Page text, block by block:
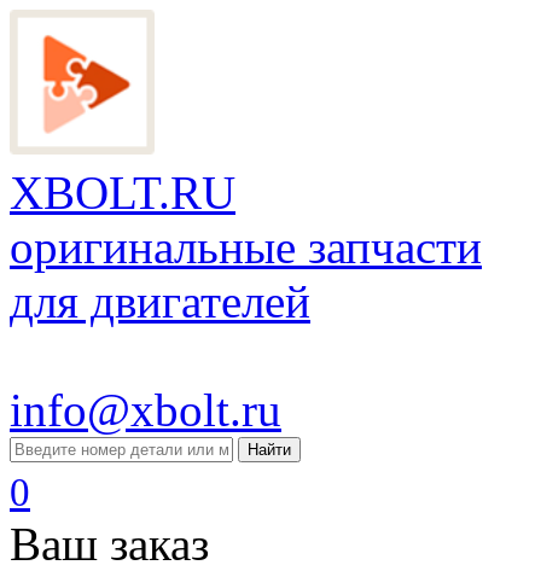
XBOLT.RU
оригинальные запчасти
для двигателей
info@xbolt.ru
Найти
0
Ваш заказ